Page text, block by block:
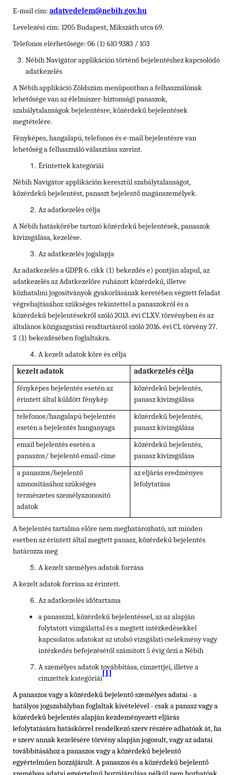
E-mail cím: adatvedelem@nebih.gov.hu
Levelezési cím: 1205 Budapest, Mikszáth utca 69.
Telefonos elérhetősége: 06 (1) 610 9383 / 103
Nébih Navigátorapplikáción történő bejelentéshez kapcsolódó
adatkezelés
A Nébih applikáció Zöldszám menüpontban a felhasználónak
lehetősége van az élelmiszer-biztonsági panaszok,
szabálytalanságok bejelentésre, közérdekű bejelentések
megtételére.
Fényképes, hangalapú, telefonos és e-mail bejelentésre van
lehetőség a felhasználó választása szerint.
Érintettek kategóriái
Nébih Navigátor applikáción keresztül szabálytalanságot,
közérdekű bejelentést, panaszt bejelentő magánszemélyek.
Az adatkezelés célja
A Nébih hatáskörébe tartozó közérdekű bejelentések, panaszok
kivizsgálása, kezelése.
Az adatkezelés jogalapja
Az adatkezelés a GDPR 6. cikk (1) bekezdés e) pontján alapul, az
adatkezelés az Adatkezelőre ruházott közérdekű, illetve
közhatalmi jogosítványok gyakorlásának keretében végzett feladat
végrehajtásához szükséges tekintettel a panaszokról és a
közérdekű bejelentésekről szóló 2013. évi CLXV. törvényben és az
általános közigazgatási rendtartásról szóló 2016. évi CL törvény 27.
§ (1) bekezdésében foglaltakra.
A kezelt adatok köre és célja
kezelt adatok
adatkezelés célja
fényképes bejelentés esetén az
érintett által küldött fénykép
közérdekű bejelentés,
panasz kivizsgálása
telefonos/hangalapú bejelentés
esetén a bejelentés hanganyaga
közérdekű bejelentés,
panasz kivizsgálása
email bejelentés esetén a
panaszos/ bejelentő email-címe
közérdekű bejelentés,
panasz kivizsgálása
a panaszos/bejelentő
azonosításához szükséges
természetes személyazonosító
adatok
az eljárás eredményes
lefolytatása
A bejelentés tartalma előre nem meghatározható, azt minden
esetben az érintett által megtett panasz, közérdekű bejelentés
határozza meg
A kezelt személyes adatok forrása
A kezelt adatok forrása az érintett.
Az adatkezelés időtartama
a panasszal, közérdekű bejelentéssel, az az alapján
folytatott vizsgálattal és a megtett intézkedésekkel
kapcsolatos adatokat az utolsó vizsgálati cselekmény vagy
intézkedés befejezésétől számított 5 évig őrzi a Nébih
A személyes adatok továbbítása, címzettjei, illetve a
címzettek kategóriái
[1]
A panaszos vagy a közérdekű bejelentő személyes adatai - a
hatályos jogszabályban foglaltak kivételével - csak a panasz vagy a
közérdekű bejelentés alapján kezdeményezett eljárás
lefolytatására hatáskörrel rendelkező szerv részére adhatóak át, ha
e szerv annak kezelésére törvény alapján jogosult, vagy az adatai
továbbításához a panaszos vagy a közérdekű bejelentő
egyértelműen hozzájárult. A panaszos és a közérdekű bejelentő